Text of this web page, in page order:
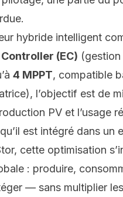
hybride intelligent
(EC)
4 MPPT, compatible
l’objectif est de
PV et l’usage
est intégré dans un
cette optimisation
: produire,
— sans multiplier